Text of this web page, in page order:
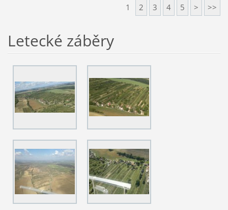
1 2 3 4 5 > >>
Letecké záběry